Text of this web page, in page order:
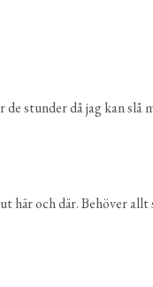
stunder då jag kan slå
här och där. Behöver